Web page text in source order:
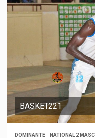
BASKET221
DOMINANTE NATIONAL 2